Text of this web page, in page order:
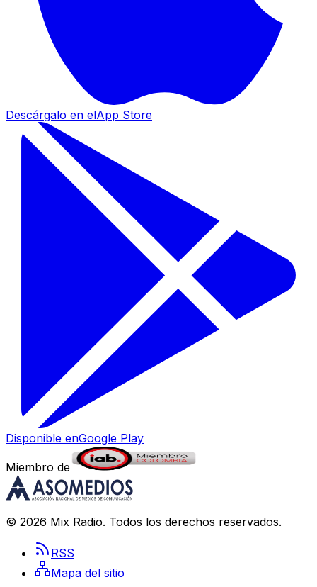
Descárgalo en elApp Store
Disponible enGoogle Play
Miembro de
© 2026 Mix Radio. Todos los derechos reservados.
RSS
Mapa del sitio